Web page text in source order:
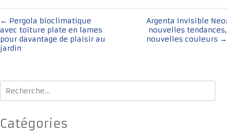
Navigation
de
l'article
← Pergola bioclimatique
avec toiture plate en lames
pour davantage de plaisir au
jardin
Argenta Invisible Neo:
nouvelles tendances,
nouvelles couleurs →
Rechercher :
Catégories